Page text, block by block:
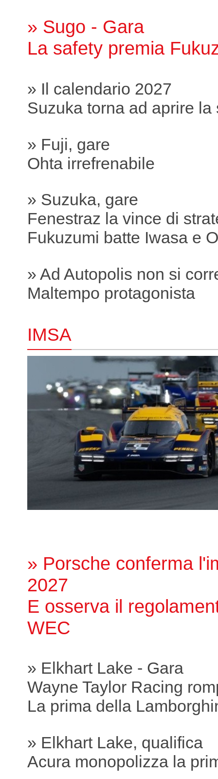
» Sugo - Gara
La safety premia
» Il calendario 2027
Suzuka torna ad aprire la
» Fuji, gare
Ohta irrefrenabile
» Suzuka, gare
Fenestraz la vince di
Fukuzumi batte Iwasa e
» Ad Autopolis non si
Maltempo protagonista
IMSA
» Porsche conferma
2027
E osserva il
WEC
» Elkhart Lake - Gara
Wayne Taylor Racing
La prima della
» Elkhart Lake, qualifica
Acura monopolizza la